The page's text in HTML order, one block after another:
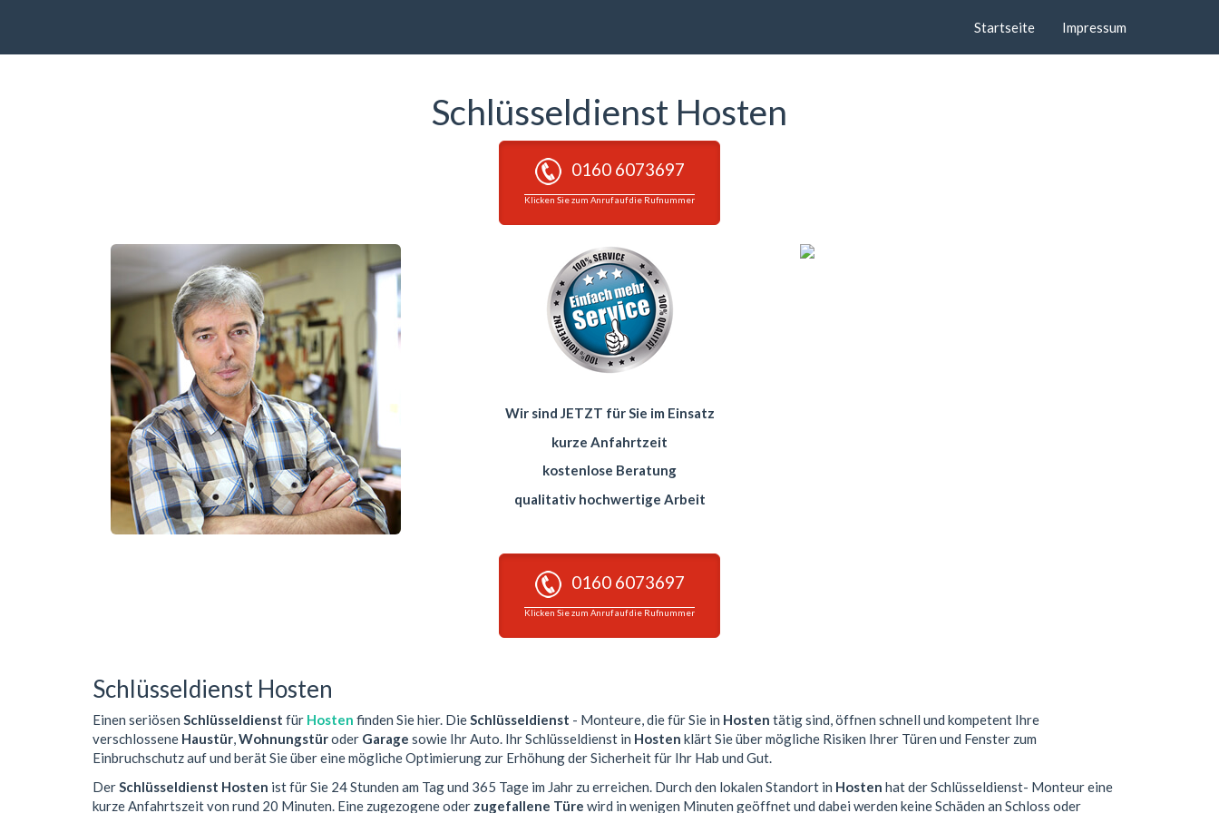
Startseite Impressum
Schlüsseldienst Hosten
0160 6073697
Klicken Sie zum Anruf auf die Rufnummer
Wir sind JETZT für Sie im Einsatz
kurze Anfahrtzeit
kostenlose Beratung
qualitativ hochwertige Arbeit
0160 6073697
Klicken Sie zum Anruf auf die Rufnummer
Schlüsseldienst Hosten
Einen seriösen Schlüsseldienst für Hosten finden Sie hier. DieSchlüsseldienst - Monteure, die für Sie in Hosten tätig sind, öffnen schnell und kompetent Ihre
verschlossene Haustür,Wohnungstüroder Garage sowie Ihr Auto. Ihr Schlüsseldienst in Hosten klärt Sie über mögliche Risiken Ihrer Türen und Fenster zum
Einbruchschutz auf und berät Sie über eine mögliche Optimierung zur Erhöhung der Sicherheit für Ihr Hab und Gut.
DerSchlüsseldienst Hosten ist für Sie 24 Stunden am Tag und 365 Tage im Jahr zu erreichen. Durch den lokalen Standort in Hosten hat der Schlüsseldienst- Monteur eine
kurze Anfahrtszeit von rund 20 Minuten. Eine zugezogene oder zugefallene Türe wird in wenigen Minuten geöffnet und dabei werden keine Schäden an Schloss oder